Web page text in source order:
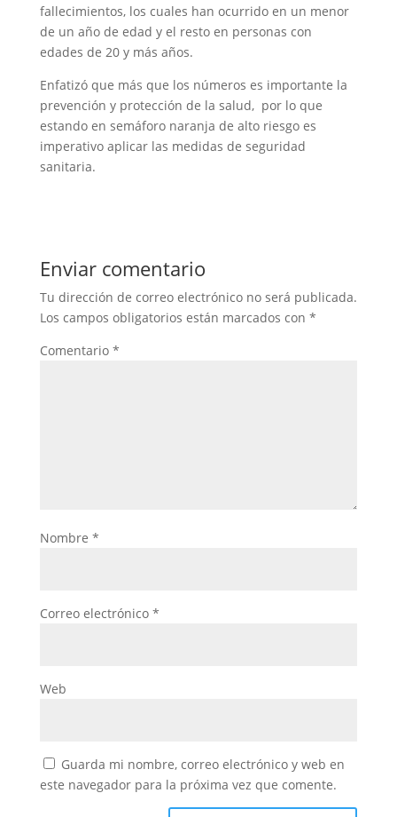
fallecimientos, los cuales han ocurrido en un menor
de un año de edad y el resto en personas con
edades de 20 y más años.
Enfatizó que más que los números es importante la
prevención y protección de la salud, por lo que
estando en semáforo naranja de alto riesgo es
imperativo aplicar las medidas de seguridad
sanitaria.
Enviar comentario
Tu dirección de correo electrónico no será publicada.
Los campos obligatorios están marcados con *
Comentario *
Nombre *
Correo electrónico *
Web
Guarda mi nombre, correo electrónico y web en
este navegador para la próxima vez que comente.